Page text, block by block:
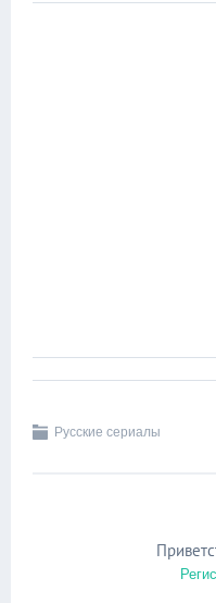
Русские сериалы